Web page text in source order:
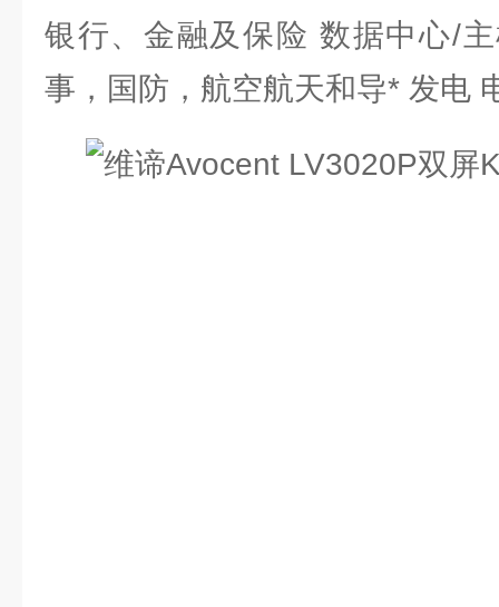
银行、金融及保险 数据中心/
事，国防，航空航天和导* 发电